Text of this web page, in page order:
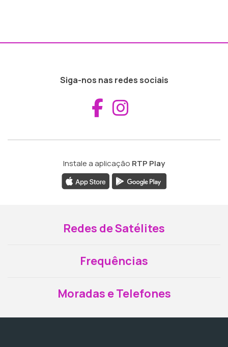
Siga-nos nas redes sociais
Aceder ao
Instale a aplicação RTP Play
Redes de Satélites
Frequências
Moradas e Telefones